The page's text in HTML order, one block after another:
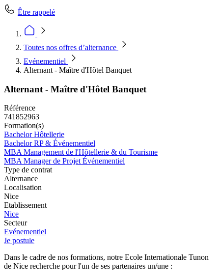
Être rappelé
Toutes nos offres d’alternance
Evénementiel
Alternant - Maître d'Hôtel Banquet
Alternant - Maître d'Hôtel Banquet
Référence
741852963
Formation(s)
Bachelor Hôtellerie
Bachelor RP & Événementiel
MBA Management de l'Hôtellerie & du Tourisme
MBA Manager de Projet Événementiel
Type de contrat
Alternance
Localisation
Nice
Etablissement
Nice
Secteur
Evénementiel
Je postule
Dans le cadre de nos formations, notre Ecole Internationale Tunon
de Nice recherche pour l'un de ses partenaires un/une :